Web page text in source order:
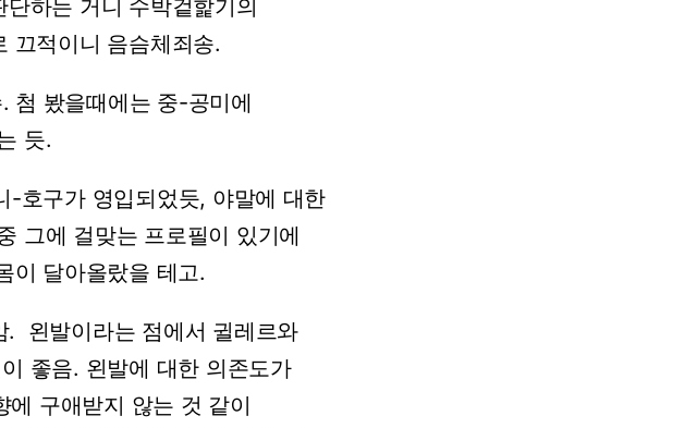
단하는 거니 수박겉핥기의
끄적이니 음슴체죄송.
첨 봤을때에는 중-공미에
듯.
-호구가 영입되었듯, 야말에 대한
그에 걸맞는 프로필이 있기에
이 달아올랐을 테고.
. 왼발이라는 점에서 귈레르와
좋음. 왼발에 대한 의존도가
에 구애받지 않는 것 같이